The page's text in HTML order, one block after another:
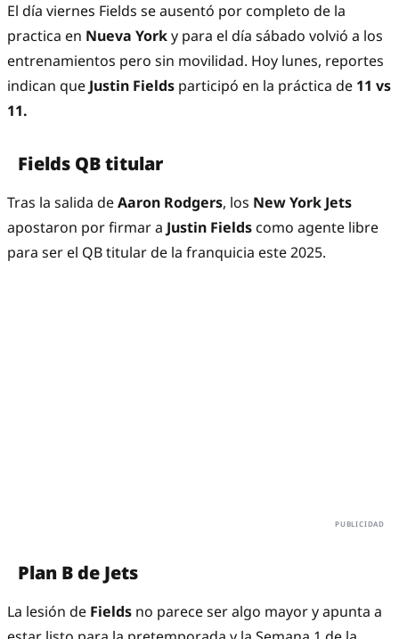
El día viernes Fields se ausentó por completo de la
practica en Nueva Yorky para el día sábado volvió a los
entrenamientos pero sin movilidad. Hoy lunes, reportes
indican que Justin Fields participó en la práctica de 11 vs
11.
Fields QB titular
Tras la salida deAaron Rodgers, los New York Jets
apostaron por firmar a Justin Fields como agente libre
para ser el QB titular de la franquicia este 2025.
Plan B de Jets
La lesión de Fields no parece ser algo mayor y apunta a